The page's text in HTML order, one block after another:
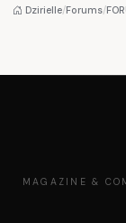
Dzirielle/Forums/
MAGAZINE &